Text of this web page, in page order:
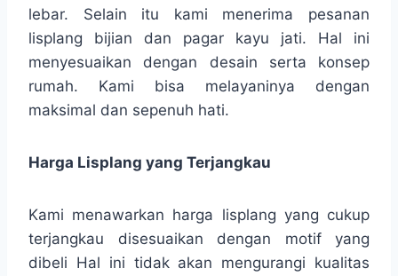
lebar. Selain itu kami menerima pesanan
lisplang bijian dan pagar kayu jati. Hal ini
menyesuaikan dengan desain serta konsep
rumah. Kami bisa melayaninya dengan
maksimal dan sepenuh hati.
Harga Lisplang yang Terjangkau
Kami menawarkan harga lisplang yang cukup
terjangkau disesuaikan dengan motif yang
dibeli Hal ini tidak akan mengurangi kualitas